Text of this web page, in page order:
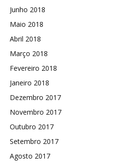
Junho 2018
Maio 2018
Abril 2018
Março 2018
Fevereiro 2018
Janeiro 2018
Dezembro 2017
Novembro 2017
Outubro 2017
Setembro 2017
Agosto 2017